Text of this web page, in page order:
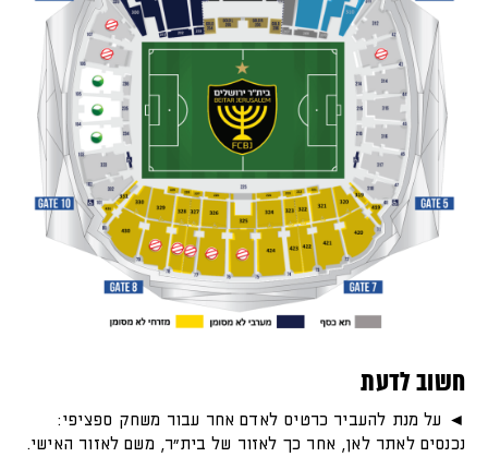
חשוב לדעת
◄ על מנת להעביר כרטיס לאדם אחר עבור משחק ספציפי:
נכנסים לאתר לאן, אחר כך לאזור של בית"ר, משם לאזור האישי.